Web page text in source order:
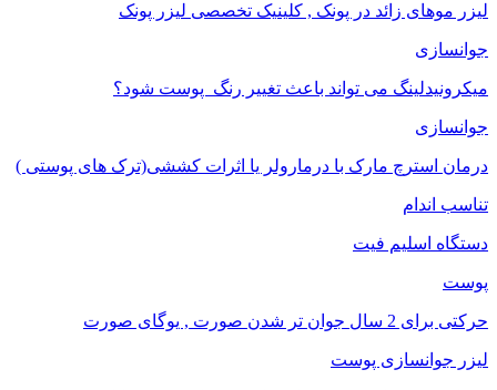
لیزر موهای زائد در پونک , کلینیک تخصصی لیزر پونک
جوانسازی
میکرونیدلینگ می تواند باعث تغییر رنگ ‍ پوست شود؟
جوانسازی
درمان استرچ مارک با درمارولر یا اثرات کششی(ترک های پوستی )
تناسب اندام
دستگاه اسلیم فیت
پوست
حرکتی برای 2 سال جوان تر شدن صورت , یوگای صورت
لیزر جوانسازی پوست